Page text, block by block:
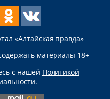
«Алтайская правда»
материалы 18+
с нашей Политикой
.